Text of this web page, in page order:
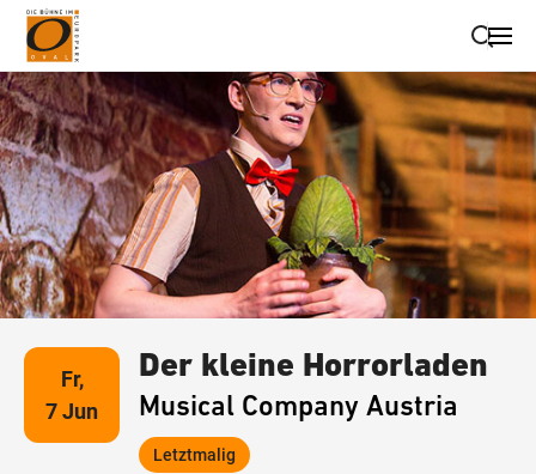
Suche schließen
Wegbeschreibung erhalten
Fr,
7 Jun
Der kleine Horrorladen
Musical Company Austria
Letztmalig